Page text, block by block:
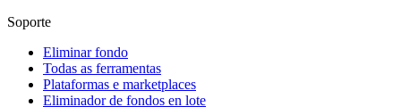
Soporte
Eliminar fondo
Todas as ferramentas
Plataformas e marketplaces
Eliminador de fondos en lote